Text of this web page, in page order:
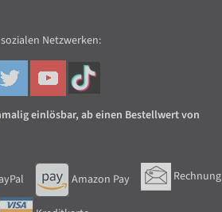
Netzwerken:
einlösbar, ab einen Bestellwert von
Amazon Pay Rechnung